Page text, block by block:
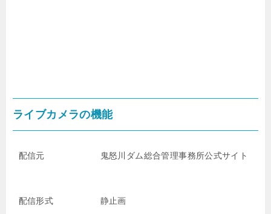
ライブカメラの機能
配信元 鬼怒川ダム総合管理事務所公式サイト
配信形式 静止画